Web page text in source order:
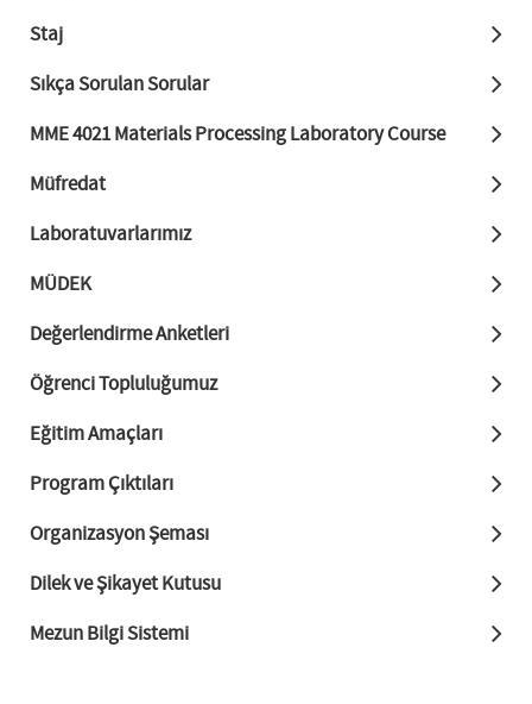
Staj
Sıkça Sorulan Sorular
MME 4021 Materials Processing Laboratory Course
Müfredat
Laboratuvarlarımız
MÜDEK
Değerlendirme Anketleri
Öğrenci Topluluğumuz
Eğitim Amaçları
Program Çıktıları
Organizasyon Şeması
Dilek ve Şikayet Kutusu
Mezun Bilgi Sistemi